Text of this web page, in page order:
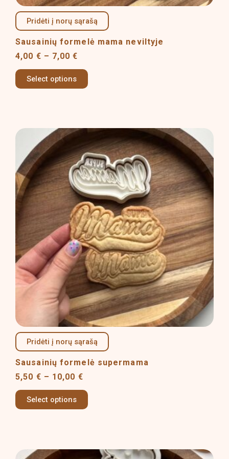
Pridėti į norų sąrašą
Sausainių formelė mama neviltyje
4,00 € – 7,00€
Select options
Pridėti į norų sąrašą
Sausainių formelė supermama
5,50 € – 10,00 €
Price
range:
5,50 €
through
10,00 €
Select options
This
product
has
multiple
variants.
The
options
may
be
chosen
on
the
product
page
Price
This